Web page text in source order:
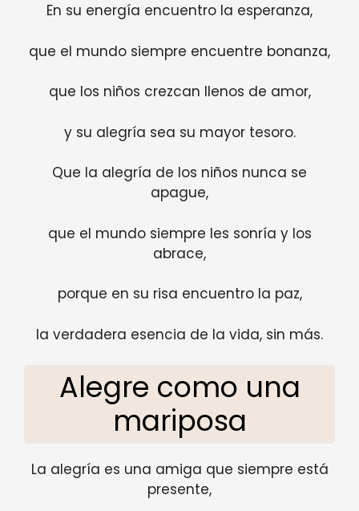
En su energía encuentro la esperanza,
que el mundo siempre encuentre bonanza,
que los niños crezcan llenos de amor,
y su alegría sea su mayor tesoro.
Que la alegría de los niños nunca se
apague,
que el mundo siempre les sonría y los
abrace,
porque en su risa encuentro la paz,
la verdadera esencia de la vida, sin más.
Alegre como una
mariposa
La alegría es una amiga que siempre está
presente,